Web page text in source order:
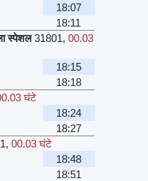
18:07
18:11
स्पेशल 31801, 00.03
18:15
18:18
घंटे
18:24
18:27
, 00.03 घंटे
18:48
18:51